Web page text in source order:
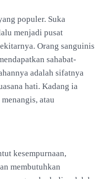
populer. Suka
menjadi pusat
Orang sanguinis
sahabat-
adalah sifatnya
hati. Kadang ia
atau
kesempurnaan,
membutuhkan